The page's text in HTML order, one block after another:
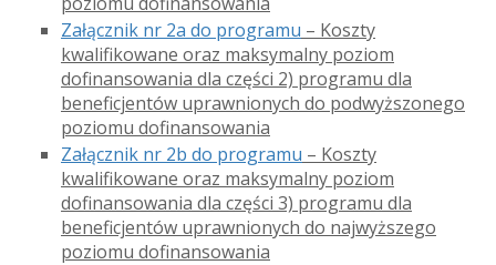
Załącznik nr 2a do programu – Koszty
kwalifikowane oraz maksymalny poziom
dofinansowania dla części 2) programu dla
beneficjentów uprawnionych do podwyższonego
poziomu dofinansowania
Załącznik nr 2b do programu – Koszty
kwalifikowane oraz maksymalny poziom
dofinansowania dla części 3) programu dla
beneficjentów uprawnionych do najwyższego
poziomu dofinansowania